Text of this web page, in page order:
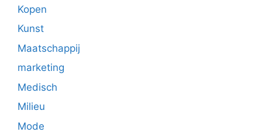
Kopen
Kunst
Maatschappij
marketing
Medisch
Milieu
Mode